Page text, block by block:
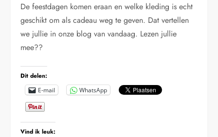
De feestdagen komen eraan en welke kleding is echt
geschikt om als cadeau weg te geven. Dat vertellen
we jullie in onze blog van vandaag. Lezen jullie
mee??
Dit delen:
E-mail WhatsApp
Vind ik leuk: